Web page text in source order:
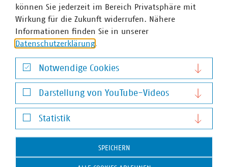
Konzept zum Industriestrompreis
Bundesregierung plant Entlastungen für
stromintensive Unternehmen
Die Bundesregierung will mit einem neuen
Industriestrompreis stromintensive Unternehmen vor
hohen Energiekosten schützen und ihre internationale
Wettbewerbsfähigkeit sichern. Die praktische Umsetzung
können Sie jederzeit im Bereich Privatsphäre mit
Wirkung für die Zukunft widerrufen. Nähere
Informationen finden Sie in unserer
Datenschutzerklärung
Notwendige Cookies
Notwendige Cookies
Darstellung von YouTube-Videos
Darstellung von YouTube-Videos
Statistik
Statistik
SPEICHERN